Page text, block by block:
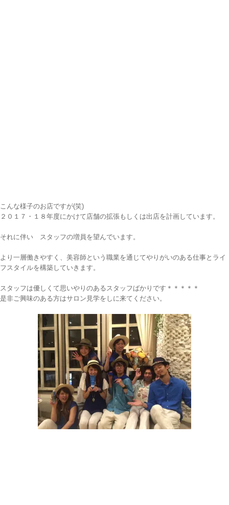
こんな様子のお店ですが(笑)
２０１７・１８年度にかけて店舗の拡張もしくは出店を計画しています。
それに伴い スタッフの増員を望んでいます。
より一層働きやすく、美容師という職業を通じてやりがいのある仕事とライ
フスタイルを構築していきます。
スタッフは優しくて思いやりのあるスタッフばかりです＊＊＊＊＊
是非ご興味のある方はサロン見学をしに来てください。